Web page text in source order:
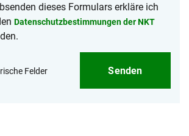
dieses Formulars erkläre ich
Datenschutzbestimmungen der NKT
Felder Senden